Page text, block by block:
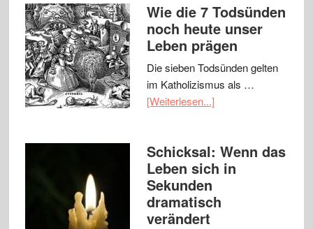
Wie die 7 Todsünden
noch heute unser
Leben prägen
Die sieben Todsünden gelten
im Katholizismus als …
[Weiterlesen...]
Schicksal: Wenn das
Leben sich in
Sekunden
dramatisch
verändert